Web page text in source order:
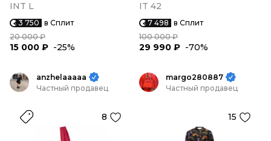
INT L
3 750 в Сплит
20 000 ₽
15 000 ₽ -25%
IT 42
7 498 в Сплит
100 000 ₽
29 990 ₽ -70%
anzhelaaaaa
Частный продавец
8
margo280887
Частный продавец
15